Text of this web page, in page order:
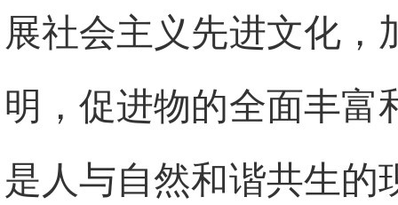
展社会主义先进文化，
明，促进物的全面丰富
是人与自然和谐共生的